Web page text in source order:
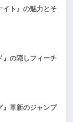
イト』の魅力とそ
』の隠しフィーチ
』革新のジャンプ